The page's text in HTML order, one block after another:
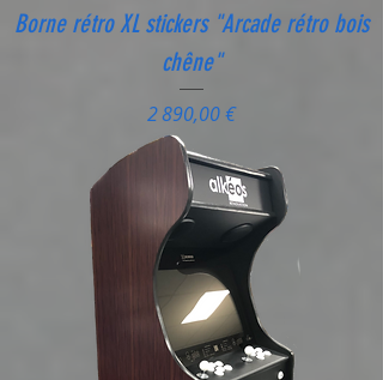
Borne rétro XL stickers "Arcade rétro bois
chêne"
Prix
2 890,00 €